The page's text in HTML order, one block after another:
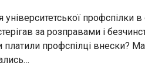
університетської профспілки
за розправами і
платили профспілці внески?